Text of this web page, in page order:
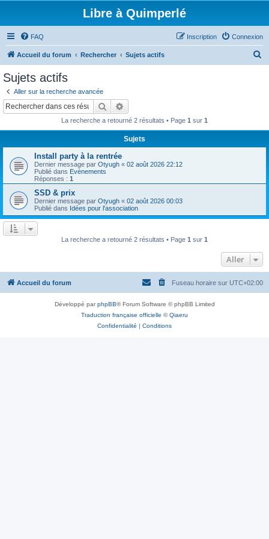
Libre à Quimperlé
FAQ Connexion
Inscription
Accueil du forum Rechercher Sujets actifs
r
Sujets actifs
Aller sur la recherche avancée
Rechercher
La recherche a retourné 2 résultats • Page 1 sur 1
Sujets
Install party à la rentrée
Dernier message par Otyugh « 02 août 2026 22:12
Publié dans Evènements
Réponses : 1
SSD & prix
Dernier message par Otyugh « 02 août 2026 00:03
Publié dans Idées pour l'association
La recherche a retourné 2 résultats • Page 1 sur 1
Aller
Accueil du forum Fuseau horaire sur UTC+02:00
Développé parphpBB® Forum Software © phpBB Limited
Traduction française officielle ©Qiaeru
Confidentialité | Conditions